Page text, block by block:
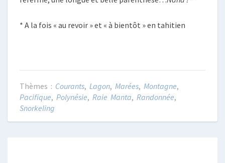
* A la fois « au revoir » et « à bientôt » en tahitien
Courants, Lagon, Marées, Montagne,
Pacifique, Polynésie, Raie Manta, Randonnée,
Snorkeling